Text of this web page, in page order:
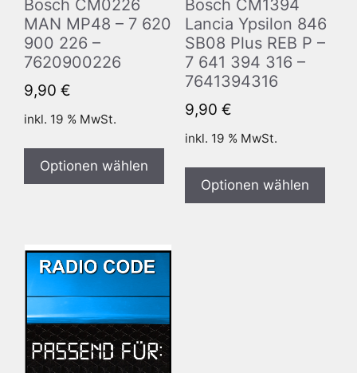
Bosch CM0226
MAN MP48 – 7 620
900 226 –
7620900226
9,90 €
inkl. 19 % MwSt.
Optionen wählen
Bosch CM1394
Lancia Ypsilon 846
SB08 Plus REB P –
7 641 394 316 –
7641394316
9,90 €
inkl. 19 % MwSt.
Optionen wählen